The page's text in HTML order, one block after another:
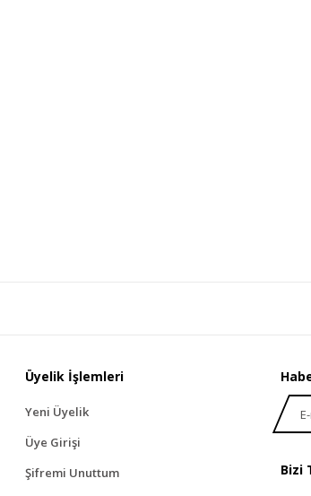
Üyelik İşlemleri
Yeni Üyelik
Üye Girişi
Şifremi Unuttum
Bizi